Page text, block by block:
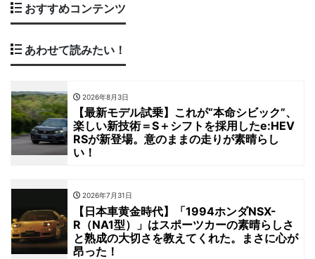
おすすめコンテンツ
あわせて読みたい！
2026年8月3日
【最新モデル試乗】これが“本命シビック”、
楽しい新技術＝S＋シフトを採用したe:HEV
RSが新登場。意のままの走りが素晴らし
い！
2026年7月31日
【日本車黄金時代】「1994ホンダNSX-
R（NA1型）」はスポーツカーの素晴らしさ
と熟成の大切さを教えてくれた。まさに心が
昂った！